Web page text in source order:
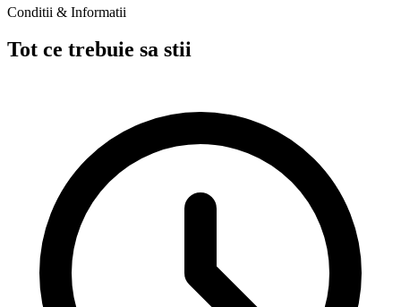
Conditii & Informatii
Tot ce trebuie sa stii